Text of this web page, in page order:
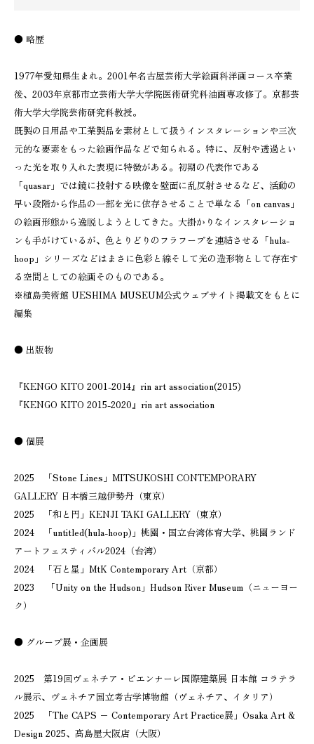
● 略歴
1977年愛知県生まれ。2001年名古屋芸術大学絵画科洋画コース卒業
後、2003年京都市立芸術大学大学院医術研究科油画専攻修了。京都芸
術大学大学院芸術研究科教授。
既製の日用品や工業製品を素材として扱うインスタレーションや三次
元的な要素をもった絵画作品などで知られる。特に、反射や透過とい
った光を取り入れた表現に特徴がある。初期の代表作である
「quasar」では鏡に投射する映像を壁面に乱反射させるなど、活動の
早い段階から作品の一部を光に依存させることで単なる「on canvas」
の絵画形態から逸脱しようとしてきた。大掛かりなインスタレーショ
ンも手がけているが、色とりどりのフラフープを連結させる「hula-
hoop」シリーズなどはまさに色彩と線そして光の造形物として存在す
る空間としての絵画そのものである。
※植島美術館 UESHIMA MUSEUM公式ウェブサイト掲載文をもとに
編集
● 出版物
『KENGO KITO 2001-2014』rin art association(2015)
『KENGO KITO 2015-2020』rin art association
● 個展
2025 「Stone Lines」MITSUKOSHI CONTEMPORARY
GALLERY 日本橋三越伊勢丹（東京）
2025 「和と円」KENJI TAKI GALLERY（東京）
2024 「untitled(hula-hoop)」桃園・国立台湾体育大学、桃園ランド
アートフェスティバル2024（台湾）
2024 「石と星」MtK Contemporary Art（京都）
2023 「Unity on the Hudson」Hudson River Museum（ニューヨー
ク）
● グループ展・企画展
2025 第19回ヴェネチア・ビエンナーレ国際建築展 日本館 コラテラ
ル展示、ヴェネチア国立考古学博物館（ヴェネチア、イタリア）
2025 「The CAPS − Contemporary Art Practice展」Osaka Art &
Design 2025、髙島屋大阪店（大阪）